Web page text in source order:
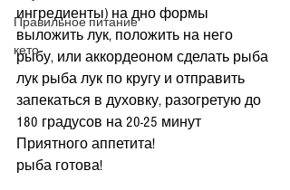
Правильное питание
кето
ингредиенты) на дно формы
выложить лук, положить на него
рыбу, или аккордеоном сделать рыба
лук рыба лук по кругу и отправить
запекаться в духовку, разогретую до
180 градусов на 20-25 минут
Приятного аппетита!
рыба готова!